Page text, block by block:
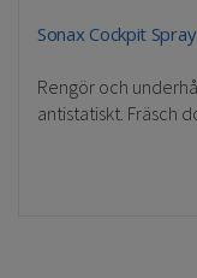
Sonax Cockpit
Rengör och
antistatiskt. Fräsch